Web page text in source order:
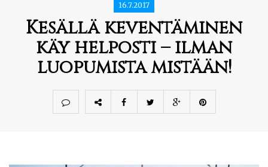
16.7.2017
Kesällä keventäminen
käy helposti – ilman
luopumista mistään!